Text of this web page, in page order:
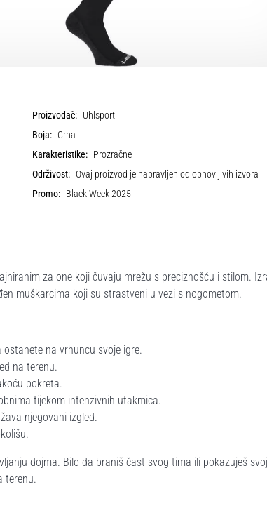
Proizvođač: Uhlsport
Boja: Crna
Karakteristike: Prozračne
Održivost: Ovaj proizvod je napravljen od obnovljivih izvora
Promo: Black Week 2025
za one koji čuvaju mrežu s preciznošću i stilom.
muškarcima koji su strastveni u vezi s nogometom.
na vrhuncu svoje igre.
na terenu.
pokreta.
tijekom intenzivnih utakmica.
njegovani izgled.
dojma. Bilo da braniš čast svog tima ili pokazuješ
terenu.